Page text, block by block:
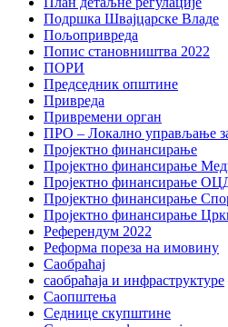
Подршка Швајцарске Владе
Пољопривреда
Попис становништва 2022
ПОРИ
Председник општине
Привреда
Привремени орган
ПРО – Локално управљање
Пројектно финансирање
Пројектно финансирање
Пројектно финансирање
Пројектно финансирање
Пројектно финансирање
Референдум 2022
Реформа пореза на имовину
Саобраћај
саобраћаја и инфраструктуре
Саопштења
Седнице скупштине